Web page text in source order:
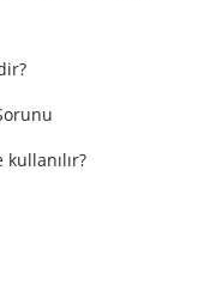
kullanılır?